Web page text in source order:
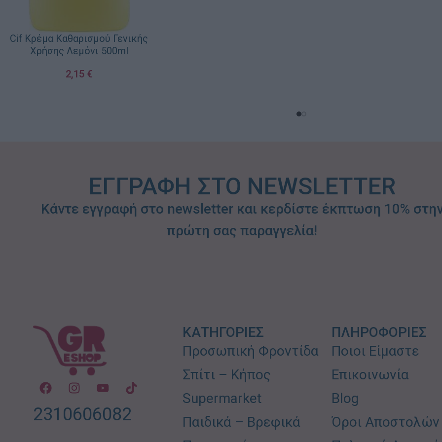
Cif Κρέμα Καθαρισμού Γενικής
Χρήσης Λεμόνι 500ml
2,15 €
ΕΓΓΡΑΦΗ ΣΤΟ NEWSLETTER
Κάντε εγγραφή στο newsletter και κερδίστε έκπτωση 10%
πρώτη σας παραγγελία!
2310606082
ΚΑΤΗΓΟΡΙΕΣ
Προσωπική Φροντίδα
Σπίτι – Κήπος
Supermarket
Παιδικά – Βρεφικά
ΠΛΗΡΟΦΟΡΙΕΣ
Ποιοι Είμαστε
Επικοινωνία
Blog
Όροι Αποστολών